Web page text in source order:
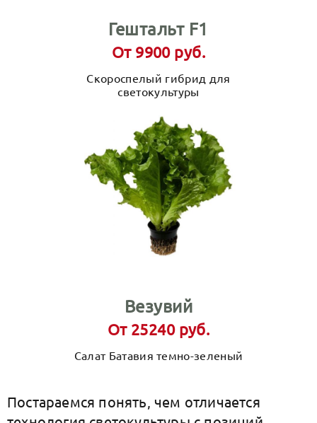
Гештальт F1
От 9900 руб.
Скороспелый гибрид для
светокультуры
Везувий
От 25240 руб.
Салат Батавия темно-зеленый
Постараемся понять, чем отличается